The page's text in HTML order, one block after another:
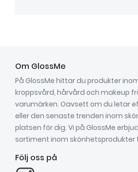
Om GlossMe
På GlossMe hittar du produkter
kroppsvård, hårvård och makeup
varumärken. Oavsett om du letar
eller den senaste trenden inom
platsen för dig. Vi på GlossMe
sortiment inom skönhetsprodukter
Följ oss på